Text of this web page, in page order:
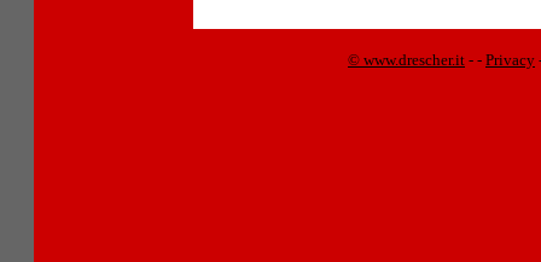
© www.drescher.it - - Privacy